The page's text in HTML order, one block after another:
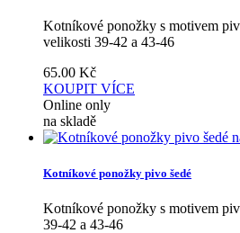
Kotníkové ponožky s motivem
velikosti 39-42 a 43-46
65.00 Kč
KOUPIT VÍCE
Online only
na skladě
Kotníkové ponožky pivo šedé
Kotníkové ponožky s motivem
39-42 a 43-46